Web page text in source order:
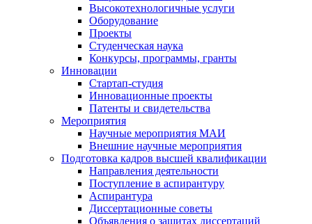
Высокотехнологичные услуги
Оборудование
Проекты
Студенческая наука
Конкурсы, программы, гранты
Инновации
Стартап-студия
Инновационные проекты
Патенты и свидетельства
Мероприятия
Научные мероприятия МАИ
Внешние научные мероприятия
Подготовка кадров высшей квалификации
Направления деятельности
Поступление в аспирантуру
Аспирантура
Диссертационные советы
Объявления о защитах диссертаций